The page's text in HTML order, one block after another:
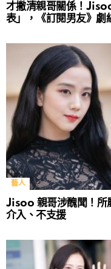
才撇清親哥關係！
表」，《訂閱男友》劇
藝人
Jisoo 親哥涉醜聞！所
介入、不支援